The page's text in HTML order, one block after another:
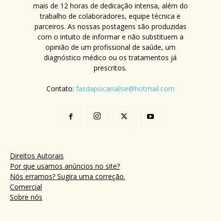
mais de 12 horas de dedicação intensa, além do
trabalho de colaboradores, equipe técnica e
parceiros. As nossas postagens são produzidas
com o intuito de informar e não substituem a
opinião de um profissional de saúde, um
diagnóstico médico ou os tratamentos já
prescritos.
Contato: fasdapsicanalise@hotmail.com
Direitos Autorais
Por que usamos anúncios no site?
Nós erramos? Sugira uma correção.
Comercial
Sobre nós